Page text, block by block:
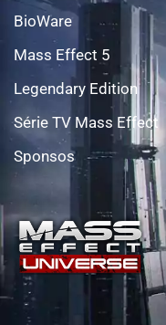
BioWare
Mass Effect 5
Legendary Edition
Série TV Mass Effect
Sponsos